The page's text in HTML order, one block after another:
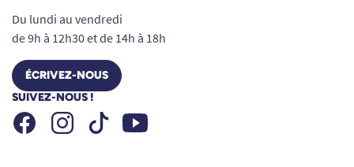
Du lundi au vendredi
de 9h à 12h30 et de 14h à 18h
ÉCRIVEZ-NOUS
SUIVEZ-NOUS !
FacebookInstagramTiktok Youtube